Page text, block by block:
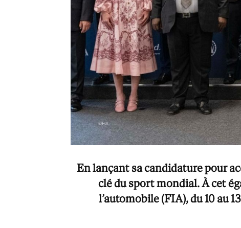
En lançant sa candidature pour
clé du sport mondial. À cet
l’automobile (FIA), du 10 au